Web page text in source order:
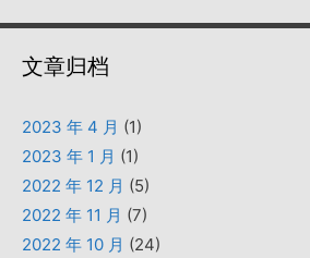
文章归档
2023 年 4 月 (1)
2023 年 1 月 (1)
2022 年 12 月 (5)
2022 年 11 月 (7)
2022 年 10 月 (24)